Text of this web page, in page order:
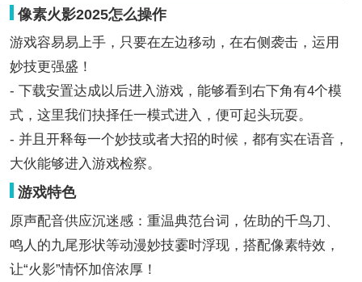
像素火影2025怎么操作
游戏容易易上手，只要在左边移动，在右侧袭击，运用
妙技更强盛！
- 下载安置达成以后进入游戏，能够看到右下角有4个模
式，这里我们抉择任一模式进入，便可起头玩耍。
- 并且开释每一个妙技或者大招的时候，都有实在语音，
大伙能够进入游戏检察。
游戏特色
原声配音供应沉迷感：重温典范台词，佐助的千鸟刀、
鸣人的九尾形状等动漫妙技霎时浮现，搭配像素特效，
让“火影”情怀加倍浓厚！